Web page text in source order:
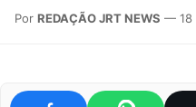
Por REDAÇÃO JRT NEWS — 18